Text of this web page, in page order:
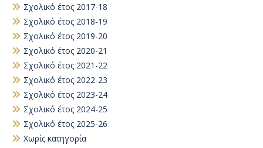
Σχολικό έτος 2017-18
Σχολικό έτος 2018-19
Σχολικό έτος 2019-20
Σχολικό έτος 2020-21
Σχολικό έτος 2021-22
Σχολικό έτος 2022-23
Σχολικό έτος 2023-24
Σχολικό έτος 2024-25
Σχολικό έτος 2025-26
Χωρίς κατηγορία